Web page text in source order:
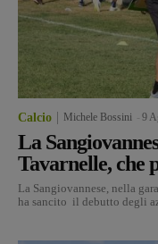
Calcio Michele Bossini 9
La
Tavarnelle, che
La Sangiovannese, nella
ha sancito il debutto degli